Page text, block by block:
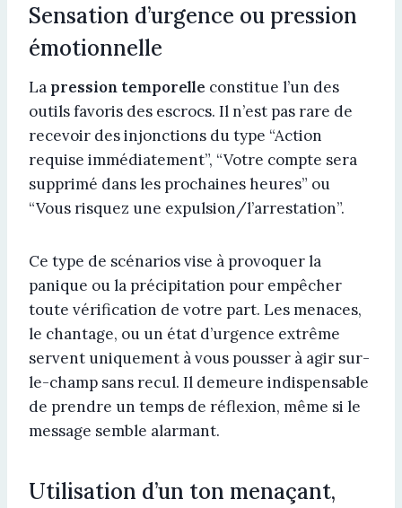
Sensation d’urgence ou pression
émotionnelle
La pression temporelle constitue l’un des
outils favoris des escrocs. Il n’est pas rare de
recevoir des injonctions du type “Action
requise immédiatement”, “Votre compte sera
supprimé dans les prochaines heures” ou
“Vous risquez une expulsion/l’arrestation”.
Ce type de scénarios vise à provoquer la
panique ou la précipitation pour empêcher
toute vérification de votre part. Les menaces,
le chantage, ou un état d’urgence extrême
servent uniquement à vous pousser à agir sur-
le-champ sans recul. Il demeure indispensable
de prendre un temps de réflexion, même si le
message semble alarmant.
Utilisation d’un ton menaçant,